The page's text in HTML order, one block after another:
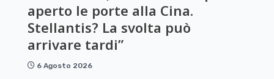
aperto le porte alla Cina.
Stellantis? La svolta può
arrivare tardi”
6 Agosto 2026